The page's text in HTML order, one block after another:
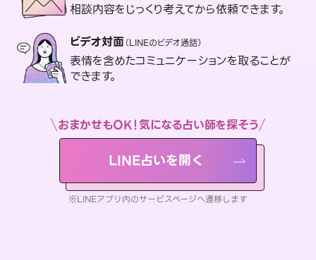
相談内容をじっくり考えてから依頼できます。
ビデオ対面（LINEのビデオ通話）
表情を含めたコミュニケーションを取ることが
できます。
おまかせもOK！気になる占い師を探そう
LINE占いを開く
※LINEアプリ内のサービスページへ遷移します